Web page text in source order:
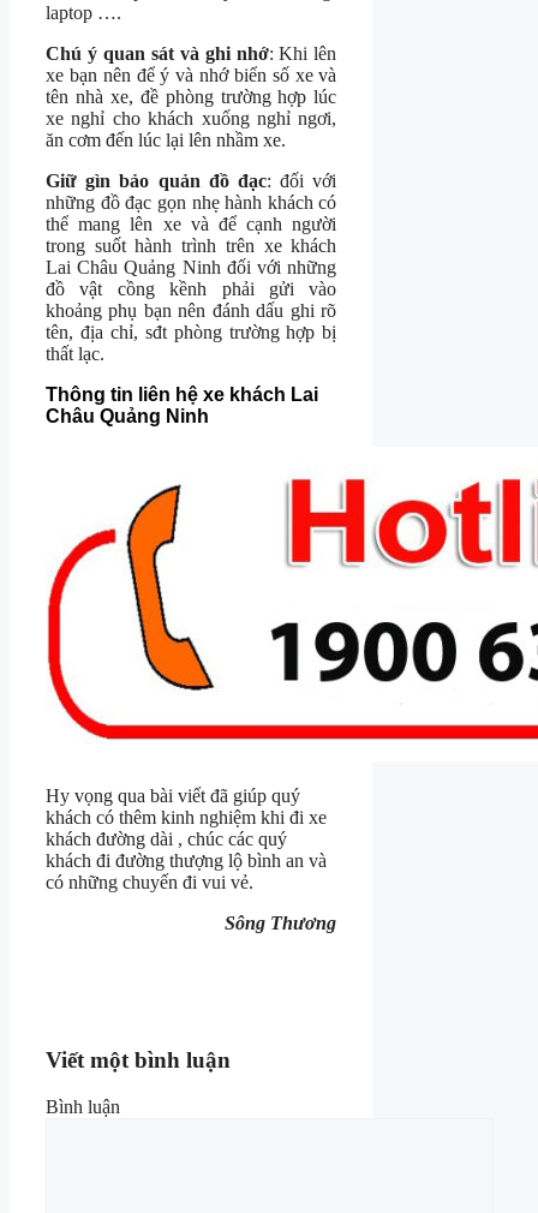
laptop ….
Chú ý quan sát và ghi nhớ: Khi lên
xe bạn nên để ý và nhớ biển số xe và
tên nhà xe, đề phòng trường hợp lúc
xe nghỉ cho khách xuống nghỉ ngơi,
ăn cơm đến lúc lại lên nhầm xe.
Giữ gìn bảo quản đồ đạc: đối với
những đồ đạc gọn nhẹ hành khách có
thể mang lên xe và để cạnh người
trong suốt hành trình trên xe khách
Lai Châu Quảng Ninh đối với những
đồ vật cồng kềnh phải gửi vào
khoảng phụ bạn nên đánh dấu ghi rõ
tên, địa chỉ, sđt phòng trường hợp bị
thất lạc.
Thông tin liên hệ xe khách Lai
Châu Quảng Ninh
Hy vọng qua bài viết đã giúp quý
khách có thêm kinh nghiệm khi đi xe
khách đường dài , chúc các quý
khách đi đường thượng lộ bình an và
có những chuyến đi vui vẻ.
Sông Thương
Viết một bình luận
Bình luận